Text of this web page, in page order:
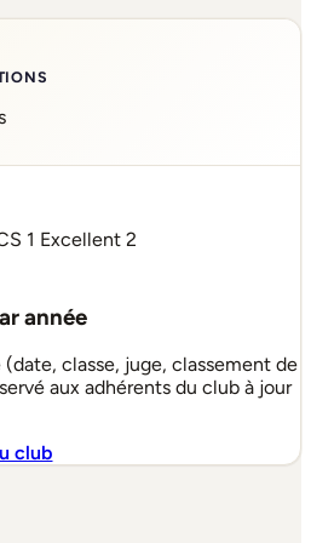
1 Excellent 2
année
classe, juge, classement de
aux adhérents du club à jour
club